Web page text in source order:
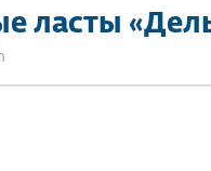
ласты